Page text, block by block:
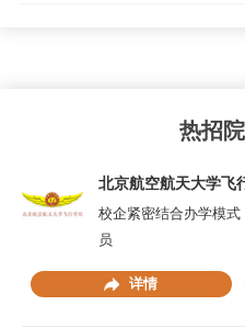
热招
北京航空航天大学飞
校企紧密结合办学模
员
详情